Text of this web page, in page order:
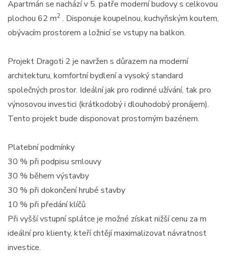
Apartmán se nachází v 5. patře moderní budovy s celkovou
plochou 62 m2 . Disponuje koupelnou, kuchyňským koutem,
obývacím prostorem a ložnicí se vstupy na balkon.
Projekt Dragoti 2 je navržen s důrazem na moderní
architekturu, komfortní bydlení a vysoký standard
společných prostor. Ideální jak pro rodinné užívání, tak pro
výnosovou investici (krátkodobý i dlouhodobý pronájem).
Tento projekt bude disponovat prostorným bazénem.
Platební podmínky
30 % při podpisu smlouvy
30 % během výstavby
30 % při dokončení hrubé stavby
10 % při předání klíčů
Při vyšší vstupní splátce je možné získat nižší cenu za m
ideální pro klienty, kteří chtějí maximalizovat návratnost
investice.